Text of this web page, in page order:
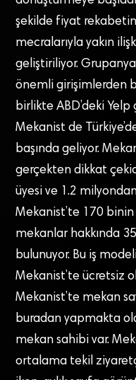
şekilde fiyat
mecralarıyla yakın
geliştiriliyor.
önemli girişimlerden
birlikte ABD’deki
Mekanist de
başında geliyor.
gerçekten dikkat
üyesi ve 1.2
Mekanist’te 170
mekanlar hakkında
bulunuyor. Bu iş
Mekanist’te ücretsiz
Mekanist’te mekan
buradan yapmakta
mekan sahibi var.
ortalama tekil